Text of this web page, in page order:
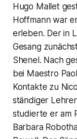
Hugo Mallet
Hoffmann war
erleben. Der in
Gesang
Shenel. Nach
bei Maestro
Kontakte zu
ständiger
studierte er am
Barbara